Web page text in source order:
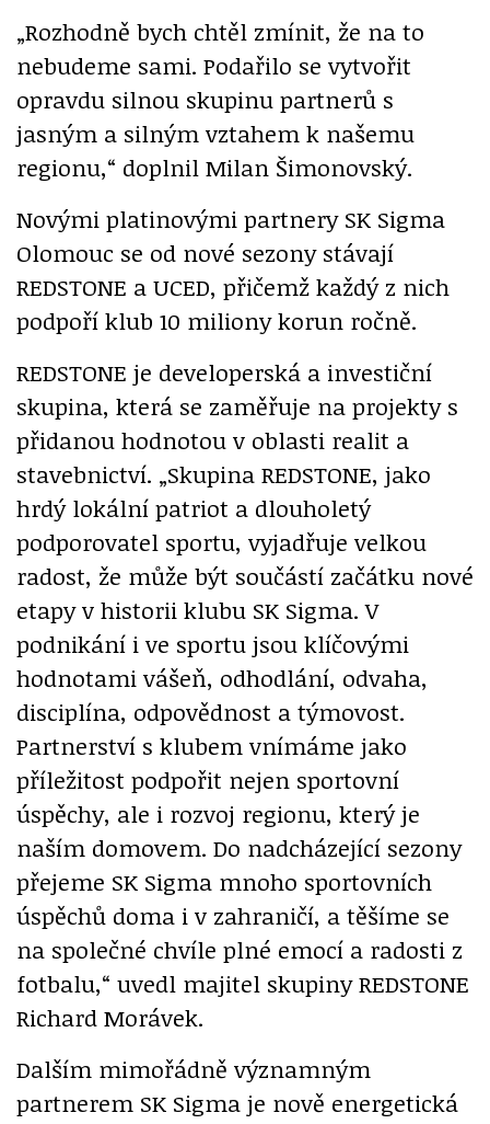
„Rozhodně bych chtěl zmínit, že na to
nebudeme sami. Podařilo se vytvořit
opravdu silnou skupinu partnerů s
jasným a silným vztahem k našemu
regionu,“ doplnil Milan Šimonovský.
Novými platinovými partnery SK Sigma
Olomouc se od nové sezony stávají
REDSTONE a UCED, přičemž každý z nich
podpoří klub 10 miliony korun ročně.
REDSTONE je developerská a investiční
skupina, která se zaměřuje na projekty s
přidanou hodnotou v oblasti realit a
stavebnictví. „Skupina REDSTONE, jako
hrdý lokální patriot a dlouholetý
podporovatel sportu, vyjadřuje velkou
radost, že může být součástí začátku nové
etapy v historii klubu SK Sigma. V
podnikání i ve sportu jsou klíčovými
hodnotami vášeň, odhodlání, odvaha,
disciplína, odpovědnost a týmovost.
Partnerství s klubem vnímáme jako
příležitost podpořit nejen sportovní
úspěchy, ale i rozvoj regionu, který je
naším domovem. Do nadcházející sezony
přejeme SK Sigma mnoho sportovních
úspěchů doma i v zahraničí, a těšíme se
na společné chvíle plné emocí a radosti z
fotbalu,“ uvedl majitel skupiny REDSTONE
Richard Morávek.
Dalším mimořádně významným
partnerem SK Sigma je nově energetická